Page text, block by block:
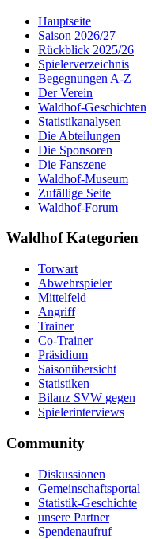
Hauptseite
Saison 2026/27
Rückblick 2025/26
Spielerverzeichnis
Begegnungen A-Z
Der Verein
Waldhof-Geschichten
Statistikanalysen
Die Abteilungen
Die Sponsoren
Die Fanszene
Waldhof-Museum
Zufällige Seite
Waldhof-Forum
Waldhof Kategorien
Torwart
Abwehrspieler
Mittelfeld
Angriff
Trainer
Co-Trainer
Präsidium
Saisonübersicht
Statistiken
Bilanz SVW gegen
Spielerinterviews
Community
Diskussionen
Gemeinschaftsportal
Statistik-Geschichte
unsere Partner
Spendenaufruf